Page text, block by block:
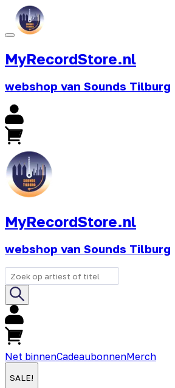
MyRecordStore.nl
webshop van Sounds Tilburg
MyRecordStore.nl
webshop van Sounds Tilburg
Net binnenCadeaubonnenMerch
SALE!